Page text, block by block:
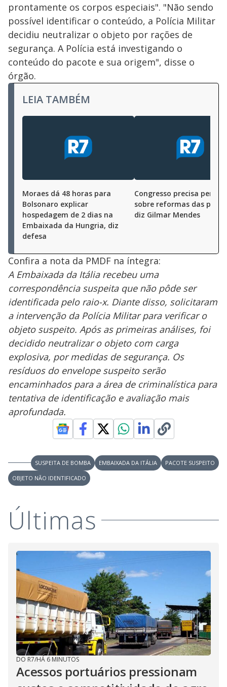
prontamente os corpos especiais". "Não sendo
possível identificar o conteúdo, a Polícia Militar
decidiu neutralizar o objeto por rações de
segurança. A Polícia está investigando o
conteúdo do pacote e sua origem", disse o
órgão.
LEIA TAMBÉM
Moraes dá 48 horas para
Bolsonaro explicar
hospedagem de 2 dias na
Embaixada da Hungria, diz
defesa
Congresso precisa pensar
sobre reformas das
diz Gilmar Mendes
Confira a nota da PMDF na íntegra:
A Embaixada da Itália recebeu uma
correspondência suspeita que não pôde ser
identificada pelo raio-x. Diante disso, solicitaram
a intervenção da Polícia Militar para verificar o
objeto suspeito. Após as primeiras análises, foi
decidido neutralizar o objeto com carga
explosiva, por medidas de segurança. Os
resíduos do envelope suspeito serão
encaminhados para a área de criminalística para
tentativa de identificação e avaliação mais
aprofundada.
SUSPEITA DE BOMBA EMBAIXADA DA ITÁLIA
PACOTE SUSPEITO
OBJETO NÃO IDENTIFICADO
Últimas
DO R7/HÁ 6 MINUTOS
Acessos portuários pressionam